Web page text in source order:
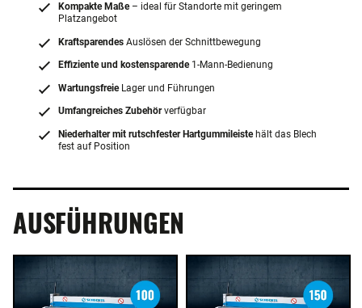
Kompakte Maße– ideal für Standorte mit geringem
Platzangebot
Kraftsparendes Auslösen der Schnittbewegung
Effiziente und kostensparende1-Mann-Bedienung
WartungsfreieLager und Führungen
Umfangreiches Zubehörverfügbar
Niederhalter mit rutschfester Hartgummileistehält das Blech
fest auf Position
AUSFÜHRUNGEN